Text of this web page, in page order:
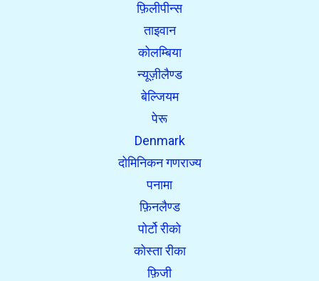
फ़िलीपीन्स
ताइवान
कोलम्बिया
न्यूज़ीलैण्ड
बेल्जियम
पेरू
Denmark
दोमिनिकन गणराज्य
पनामा
फ़िनलैण्ड
पोर्टो रीको
कोस्ता रीका
फ़िजी